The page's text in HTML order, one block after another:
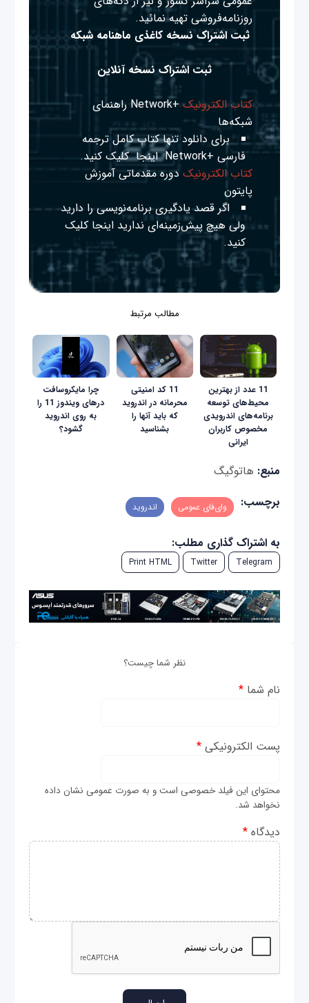
روزنامه‌فروشی تهیه نمائید.
ثبت اشتراک نسخه کاغذی ماهنامه شبکه
ثبت اشتراک نسخه آنلاین
کتاب الکترونیک
+Network راهنمای
شبکه‌ها
برای دانلود تنها کتاب کامل ترجمه
فارسی +Network
اینجا کلیک کنید.
کتاب الکترونیک دوره مقدماتی آموزش
پایتون
اگر قصد یادگیری برنامه‌نویسی را دارید
ولی هیچ پیش‌زمینه‌ای نداریداینجا کلیک
کنید.
مطالب مرتبط
11 عدد از بهترین
محیط‌های توسعه
برنامه‌های اندرویدی
مخصوص کاربران
ایرانی
11 کد امنیتی
محرمانه در اندروید
که باید آنها را
بشناسید
چرا مایکروسافت
در‌های ویندوز 11 را
به روی اندروید
گشود؟
منبع: هاتوگیگ
برچسب:
وای‌فای عمومی اندروید
به اشتراک گذاری مطلب:
Telegram
Twitter
Print HTML
نظر شما چیست؟
نام شما*
پست الکترونیکی*
محتوای این فیلد خصوصی است و به صورت عمومی نشان داده
نخواهد شد.
دیدگاه*